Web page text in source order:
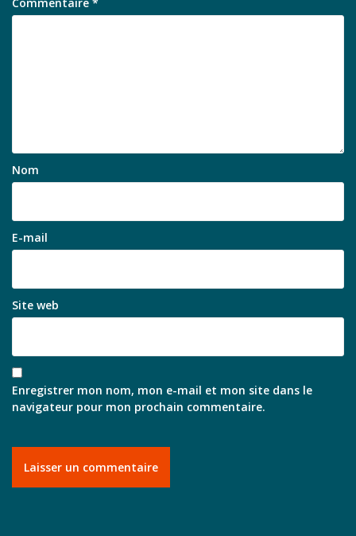
Nom
E-mail
Site web
Enregistrer mon nom, mon e-mail et mon site dans le
navigateur pour mon prochain commentaire.